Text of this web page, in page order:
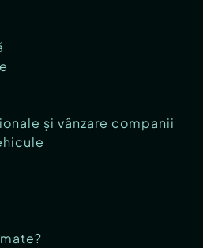
și vânzare companii